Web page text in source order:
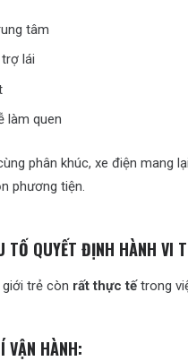
tâm
lái
làm quen
phân khúc, xe điện mang
phương tiện.
QUYẾT ĐỊNH HÀNH VI
trẻ còn rất thực tếtrong
VẬN HÀNH: